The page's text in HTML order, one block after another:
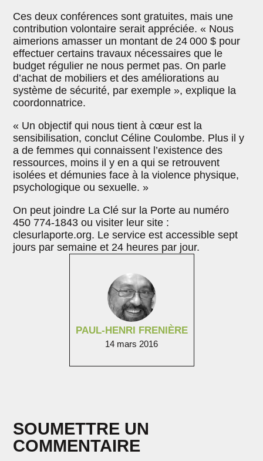
PAUL-HENRI FRENIÈRE
14 mars 2016
Ces deux conférences sont gratuites, mais une
contribution volontaire serait appréciée. « Nous
aimerions amasser un montant de 24 000 $ pour
effectuer certains travaux nécessaires que le
budget régulier ne nous permet pas. On parle
d’achat de mobiliers et des améliorations au
système de sécurité, par exemple », explique la
coordonnatrice.
« Un objectif qui nous tient à cœur est la
sensibilisation, conclut Céline Coulombe. Plus il y
a de femmes qui connaissent l’existence des
ressources, moins il y en a qui se retrouvent
isolées et démunies face à la violence physique,
psychologique ou sexuelle. »
On peut joindre La Clé sur la Porte au numéro
450 774-1843 ou visiter leur site :
clesurlaporte.org. Le service est accessible sept
jours par semaine et 24 heures par jour.
SOUMETTRE UN
COMMENTAIRE